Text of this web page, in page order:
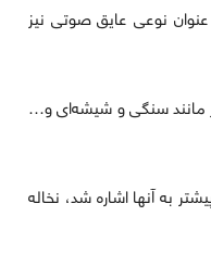
نوعی عایق صوتی نیز
مانند سنگی و شیشه‌ای و…
به آنها اشاره شد، نخاله